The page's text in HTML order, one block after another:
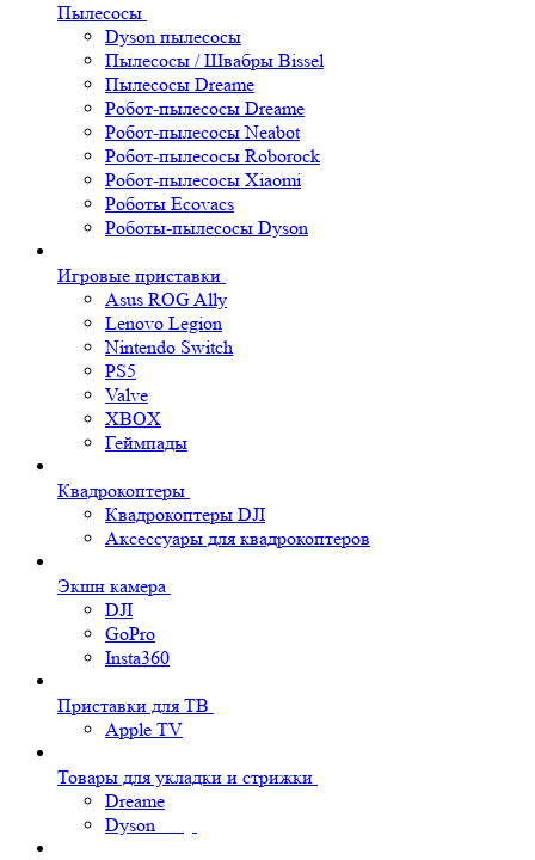
Пылесосы
Dyson пылесосы
Пылесосы / Швабры Bissel
Пылесосы Dreame
Робот-пылесосы Dreame
Робот-пылесосы Neabot
Робот-пылесосы Roborock
Робот-пылесосы Xiaomi
Роботы Ecovacs
Роботы-пылесосы Dyson
Игровые приставки
Asus ROG Ally
Lenovo Legion
Nintendo Switch
PS5
Valve
XBOX
Геймпады
Квадрокоптеры
Квадрокоптеры DJI
Аксессуары для квадрокоптеров
Экшн камера
DJI
GoPro
Insta360
Приставки для ТВ
Apple TV
Товары для укладки и стрижки
Dreame
Dyson